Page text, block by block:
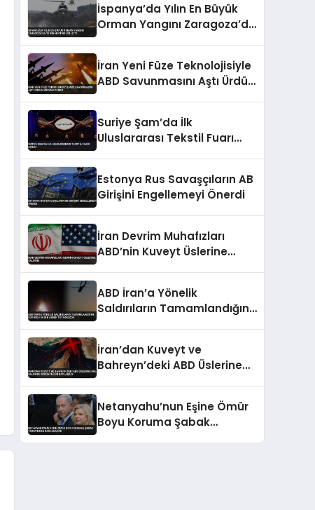
İspanya’da Yılın En Büyük
Orman Yangını Zaragoza’da
İran Yeni Füze Teknolojisiyle
ABD Savunmasını Aştı Ürdün
Suriye Şam’da İlk
Uluslararası Tekstil Fuarı
Estonya Rus Savaşçıların AB
Girişini Engellemeyi Önerdi
İran Devrim Muhafızları
ABD’nin Kuveyt Üslerine
ABD İran’a Yönelik
Saldırıların Tamamlandığını
İran’dan Kuveyt ve
Bahreyn’deki ABD Üslerine
Netanyahu’nun Eşine Ömür
Boyu Koruma Şabak